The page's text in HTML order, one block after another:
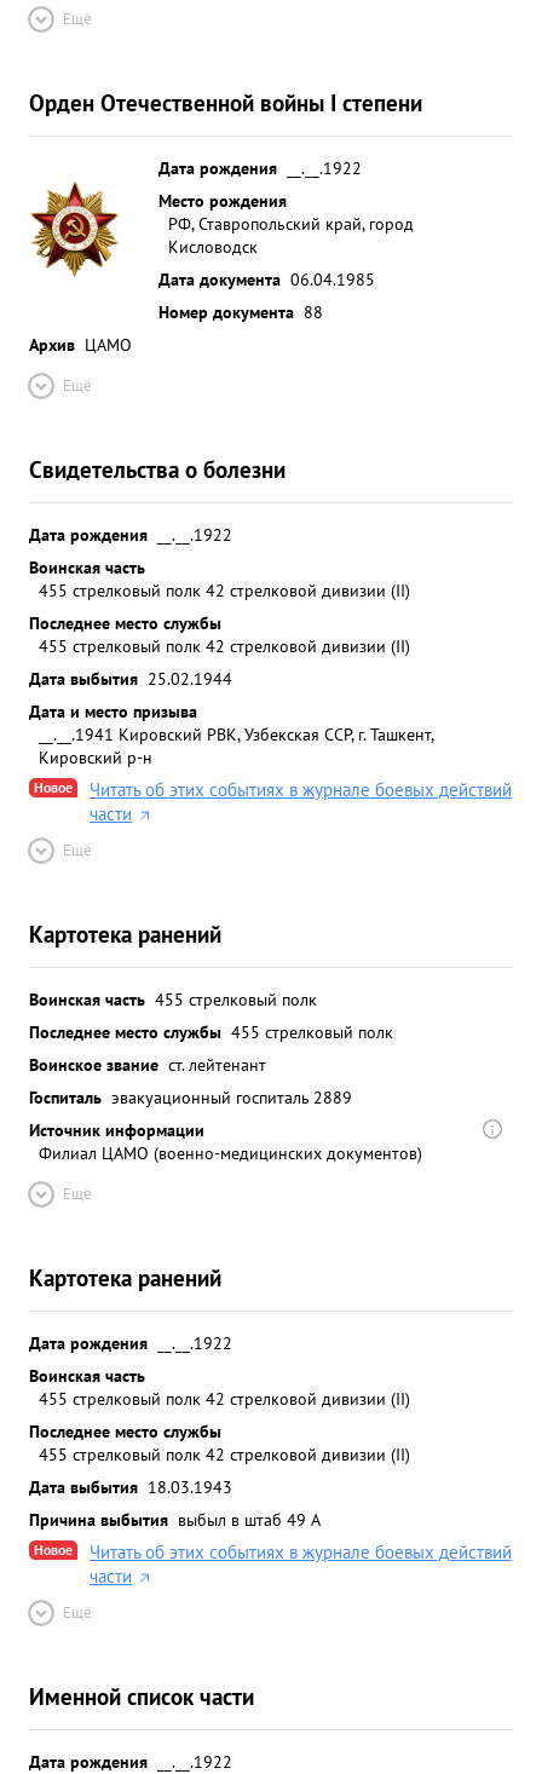
Ещё
Орден Отечественной войны I степени
Дата рождения
__.__.1922
Место рождения
РФ, Ставропольский край, город
Кисловодск
Дата документа 06.04.1985
Номер документа 88
Архив ЦАМО
Ещё
Свидетельства о болезни
Дата рождения
__.__.1922
Воинская часть
455 стрелковый полк 42 стрелковой дивизии (II)
Последнее место службы
455 стрелковый полк 42 стрелковой дивизии (II)
Дата выбытия 25.02.1944
Дата и место призыва
__.__.1941 Кировский РВК, Узбекская ССР, г. Ташкент,
Кировский р-н
Новое
Читать об этих событиях в журнале боевых действий
части
Ещё
Картотека ранений
Воинская часть 455 стрелковый полк
Последнее место службы 455 стрелковый полк
Воинское звание ст. лейтенант
Госпиталь эвакуационный госпиталь 2889
Источник информации
Филиал ЦАМО (военно-медицинских документов)
Ещё
Картотека ранений
Дата рождения
__.__.1922
Воинская часть
455 стрелковый полк 42 стрелковой дивизии (II)
Последнее место службы
455 стрелковый полк 42 стрелковой дивизии (II)
Дата выбытия 18.03.1943
Причина выбытия выбыл в штаб 49 А
Новое
Читать об этих событиях в журнале боевых действий
части
Ещё
Именной список части
Дата рождения
__.__.1922